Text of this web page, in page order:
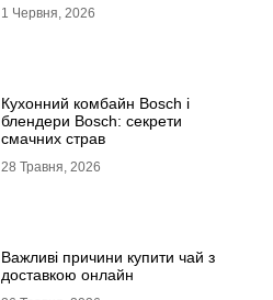
1 Червня, 2026
Кухонний комбайн Bosch і
блендери Bosch: секрети
смачних страв
28 Травня, 2026
Важливі причини купити чай з
доставкою онлайн